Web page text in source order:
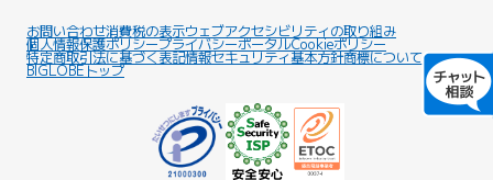
お問い合わせ消費税の表示ウェブアクセシビリティの取り組み
個人情報保護ポリシープライバシーポータルCookieポリシー
特定商取引法に基づく表記情報セキュリティ基本方針商標について
BIGLOBEトップ